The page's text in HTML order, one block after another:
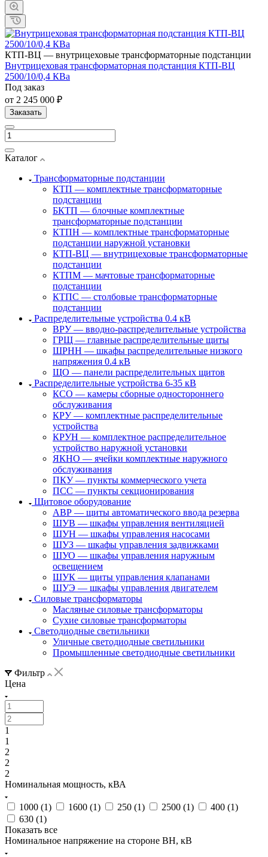
КТП-ВЦ — внутрицеховые трансформаторные подстанции
Внутрицеховая трансформаторная подстанция КТП-ВЦ
2500/10/0,4 КВа
Под заказ
от 2 245 000 ₽
Заказать
Каталог
Трансформаторные подстанции
КТП — комплектные трансформаторные
подстанции
БКТП — блочные комплектные
трансформаторные подстанции
КТПН — комплектные трансформаторные
подстанции наружной установки
КТП-ВЦ — внутрицеховые трансформаторные
подстанции
КТПМ — мачтовые трансформаторные
подстанции
КТПС — столбовые трансформаторные
подстанции
Распределительные устройства 0.4 кВ
ВРУ — вводно-распределительные устройства
ГРЩ — главные распределительные щиты
ШРНН — шкафы распределительные низкого
напряжения 0.4 кВ
ЩО — панели распределительных щитов
Распределительные устройства 6-35 кВ
КСО — камеры сборные одностороннего
обслуживания
КРУ — комплектные распределительные
устройства
КРУН — комплектное распределительное
устройство наружной установки
ЯКНО — ячейки комплектные наружного
обслуживания
ПКУ — пункты коммерческого учета
ПСС — пункты секционирования
Щитовое оборудование
АВР — щиты автоматического ввода резерва
ШУВ — шкафы управления вентиляцией
ШУН — шкафы управления насосами
ШУЗ — шкафы управления задвижками
ШУО — шкафы управления наружным
освещением
ШУК — щиты управления клапанами
ШУЭ — шкафы управления двигателем
Силовые трансформаторы
Масляные силовые трансформаторы
Сухие силовые трансформаторы
Светодиодные светильники
Уличные светодиодные светильники
Промышленные светодиодные светильники
Фильтр
Цена
1
1
2
2
2
Номинальная мощность, кВА
1000 (1) 1600 (1) 250 (1) 2500 (1) 400 (1)
630 (1)
Показать все
Номинальное напряжение на стороне ВН, кВ